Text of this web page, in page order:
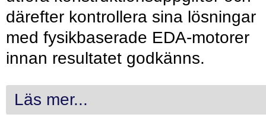
därefter kontrollera sina lösningar
med fysikbaserade EDA-motorer
innan resultatet godkänns.
Läs mer...